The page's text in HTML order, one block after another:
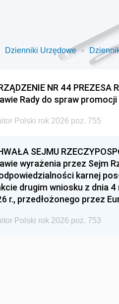
Dzienniki Urzędowe
NR 44 PREZESA
Rady do spraw
Polski rok 2026 poz. 755
SEJMU
wyrażenia przez Sejm
karnej
drugim wniosku z dnia
r., przedłożonego przez
Polski rok 2026 poz. 753